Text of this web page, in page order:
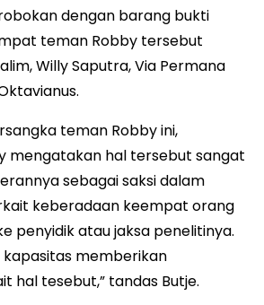
dengan barang bukti
teman Robby tersebut
Willy Saputra, Via Permana
teman Robby ini,
mengatakan hal tersebut sangat
sebagai saksi dalam
keberadaan keempat orang
penyidik atau jaksa penelitinya.
memberikan
hal tesebut,” tandas Butje.